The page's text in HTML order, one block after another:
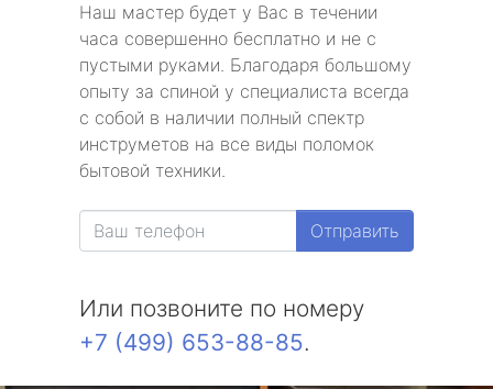
Наш мастер будет у Вас в течении
часа совершенно бесплатно и не с
пустыми руками. Благодаря большому
опыту за спиной у специалиста всегда
с собой в наличии полный спектр
инструметов на все виды поломок
бытовой техники.
Отправить
Или позвоните по номеру
+7 (499) 653-88-85.